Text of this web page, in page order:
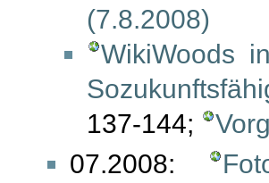
(7.8.2008)
WikiWoods
137-144;
07.2008: